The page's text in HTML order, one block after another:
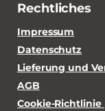
Rechtliches
Impressum
Datenschutz
Lieferung und
AGB
Cookie-Richtlinie